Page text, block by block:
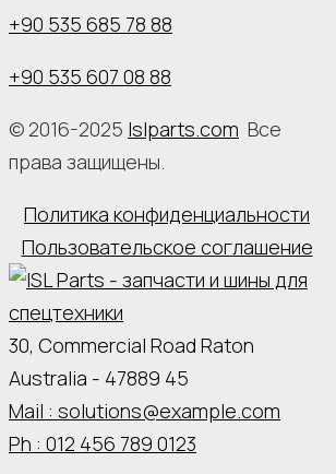
+90 535 685 78 88
+90 535 607 08 88
© 2016-2025 Islparts.com Все
права защищены.
Политика конфиденциальности
Пользовательское соглашение
30, Commercial Road Raton
Australia - 47889 45
Mail : solutions@example.com
Ph : 012 456 789 0123